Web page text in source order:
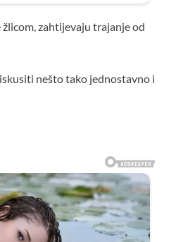
zahtijevaju trajanje od
nešto tako jednostavno i